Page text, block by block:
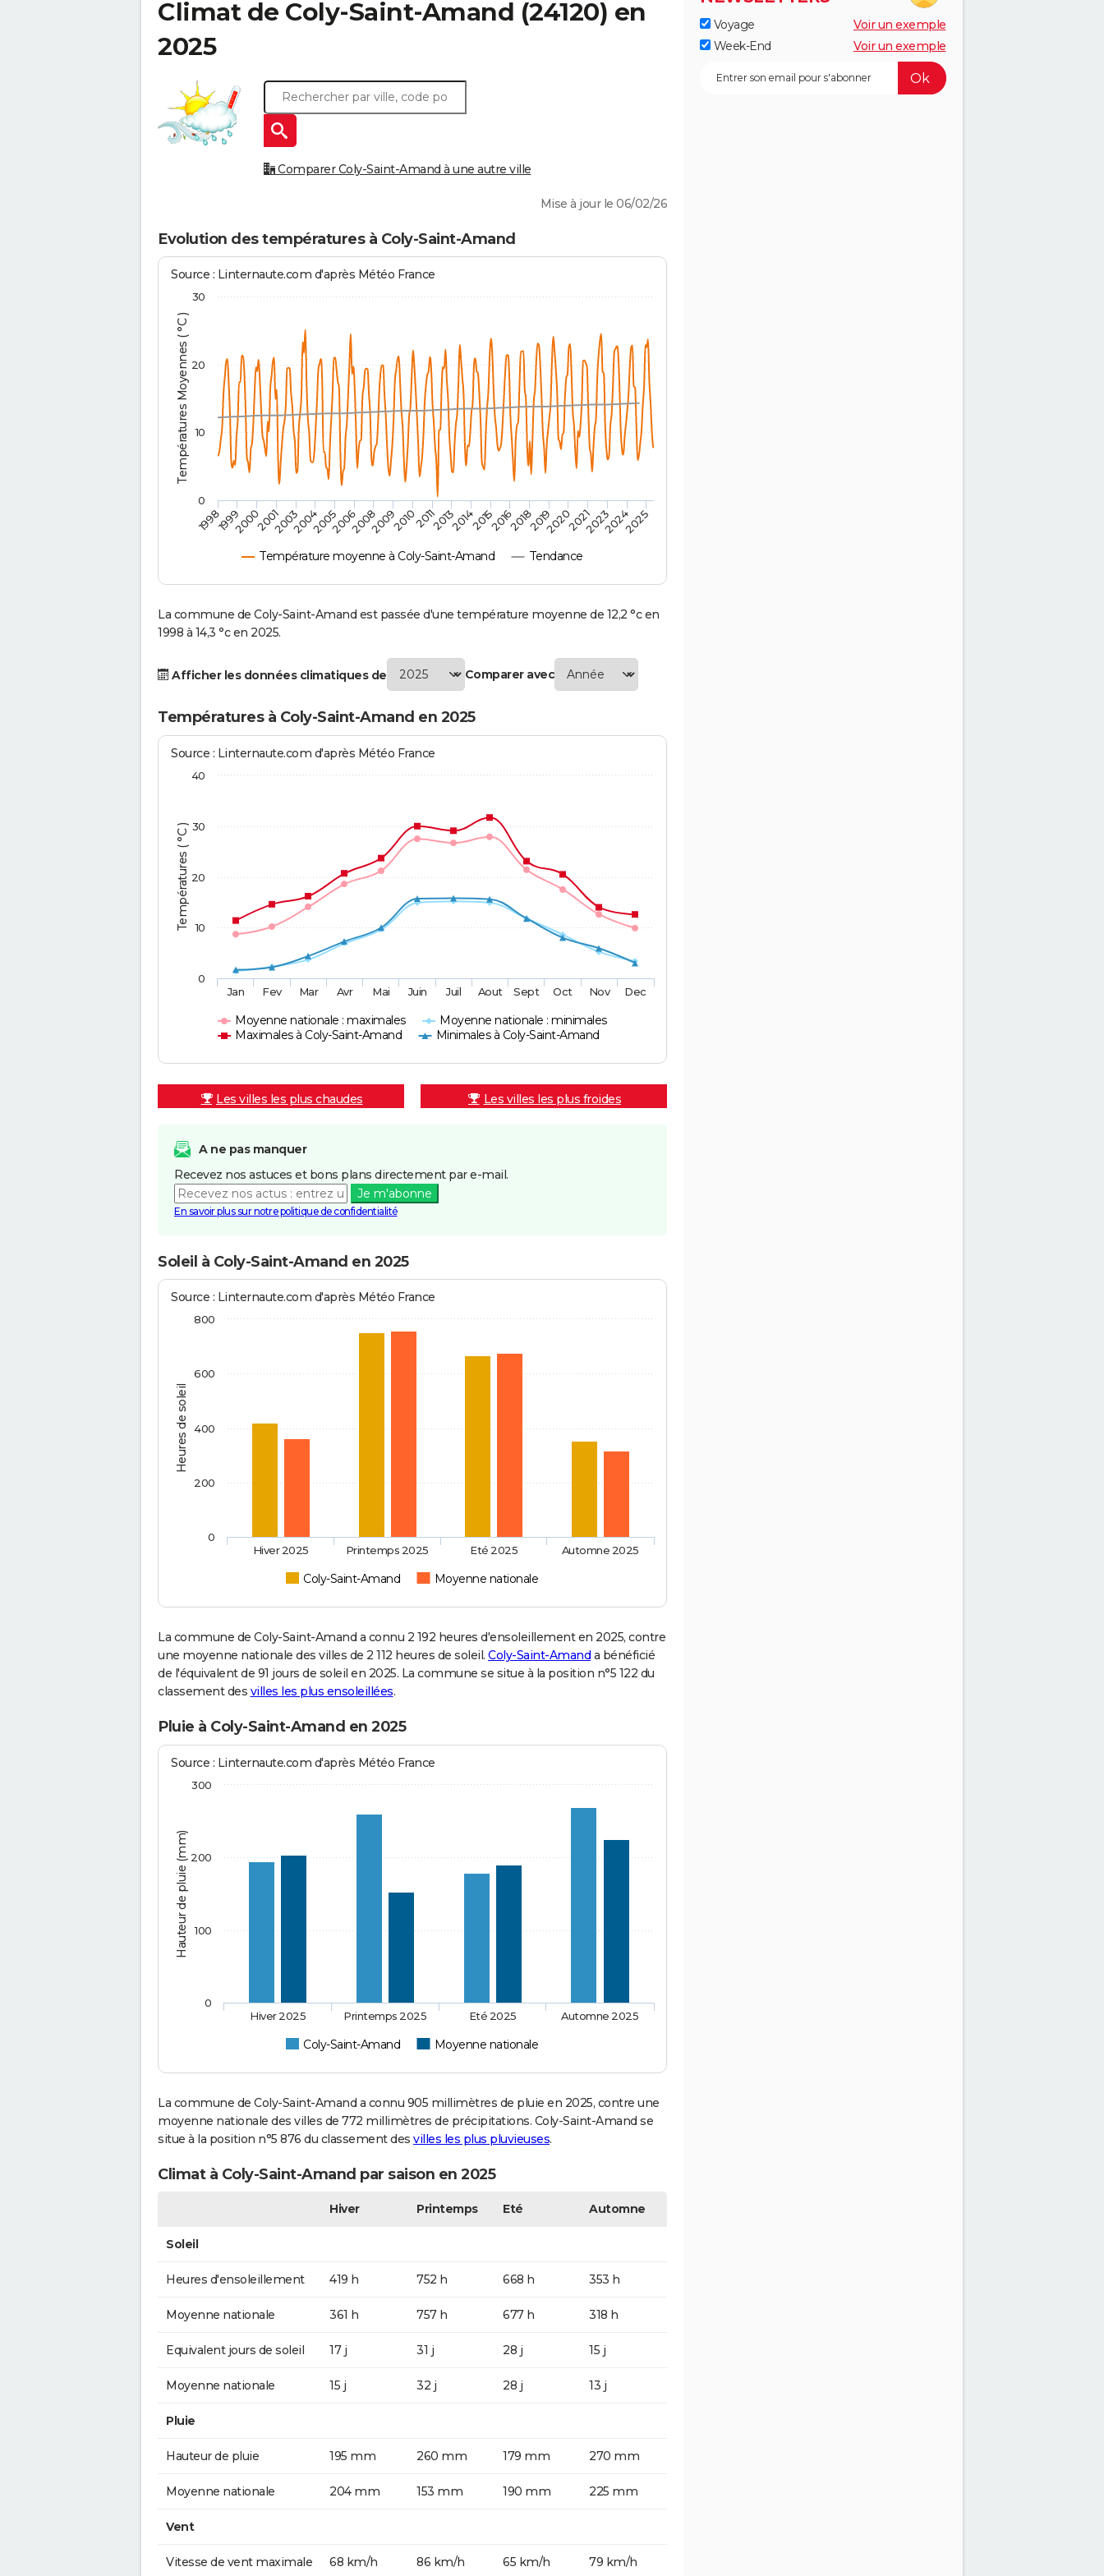
Climat de Coly-Saint-Amand (24120) en
2025
Comparer Coly-Saint-Amand à une autre ville
Mise à jour le 06/02/26
Evolution des températures à Coly-Saint-Amand
Températures Moyennes ( °C )
Source : Linternaute.com d'après Météo France
Température moyenne à Coly-Saint-Amand Tendance
1998 2014
199920002001200320042005200620082009201020112013 201520162018201920202021202320242025
0
10
20
30
La commune de Coly-Saint-Amand est passée d'une température moyenne de 12,2 °c en
1998 à 14,3 °c en 2025.
Afficher les données climatiques de Comparer avec
Températures à Coly-Saint-Amand en 2025
Températures ( °C )
Source : Linternaute.com d'après Météo France
Moyenne nationale : maximales
Moyenne nationale : minimales
Maximales à Coly-Saint-Amand
Minimales à Coly-Saint-Amand
Jan Fev Mar Avr Mai Juin Juil Aout Sept Oct Nov Dec
0
10
20
30
40
Les villes les plus chaudes Les villes les plus froides
A ne pas manquer
Recevez nos astuces et bons plans directement par e-mail.
Je m'abonne
En savoir plus sur notre politique de confidentialité
Soleil à Coly-Saint-Amand en 2025
Heures de soleil
Source : Linternaute.com d'après Météo France
Coly-Saint-Amand Moyenne nationale
Hiver 2025 Printemps 2025 Eté 2025 Automne 2025
0
200
400
600
800
La commune de Coly-Saint-Amand a connu 2 192 heures d'ensoleillement en 2025, contre
une moyenne nationale des villes de 2 112 heures de soleil. Coly-Saint-Amand a bénéficié
de l'équivalent de 91 jours de soleil en 2025. La commune se situe à la position n°5 122 du
classement des villes les plus ensoleillées.
Pluie à Coly-Saint-Amand en 2025
Hauteur de pluie (mm)
Source : Linternaute.com d'après Météo France
Coly-Saint-Amand Moyenne nationale
Hiver 2025 Printemps 2025 Eté 2025 Automne 2025
0
100
200
300
La commune de Coly-Saint-Amand a connu 905 millimètres de pluie en 2025, contre une
moyenne nationale des villes de 772 millimètres de précipitations. Coly-Saint-Amand se
situe à la position n°5 876 du classement des villes les plus pluvieuses.
Climat à Coly-Saint-Amand par saison en 2025
Hiver Printemps Eté Automne
Soleil
Heures d'ensoleillement 419 h 752 h 668 h 353 h
Moyenne nationale 361 h 757 h 677 h 318 h
Equivalent jours de soleil 17 j 31 j 28 j 15 j
Moyenne nationale 15 j 32 j 28 j 13 j
Pluie
Hauteur de pluie 195 mm 260 mm 179 mm 270 mm
Moyenne nationale 204 mm 153 mm 190 mm 225 mm
Vent
Vitesse de vent maximale 68 km/h 86 km/h 65 km/h 79 km/h
Voyage
Voir un exemple
Week-End
Voir un exemple